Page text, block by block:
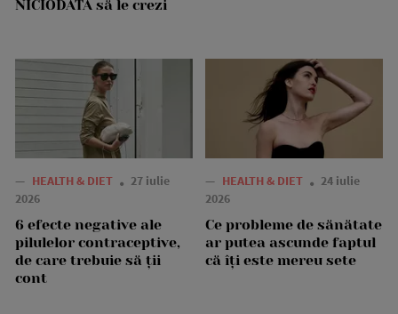
NICIODATĂ să le crezi
— HEALTH & DIET
27 iulie
2026
6 efecte negative ale
pilulelor contraceptive,
de care trebuie să ții
cont
— HEALTH & DIET
24 iulie
2026
Ce probleme de sănătate
ar putea ascunde faptul
că îți este mereu sete